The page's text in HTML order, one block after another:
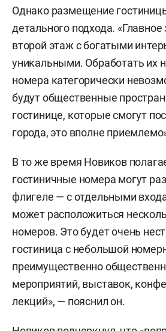
Однако размещение
детального подхода. «Главное
второй этаж с богатыми
уникальными. Обработать их
номера категорически
будут общественные
гостинице, которые смогут
города, это вполне
В то же время Новиков
гостиничные номера могут
флигеле — с отдельными
может расположиться
номеров. Это будет очень
гостиница с небольшой
преимущественно
мероприятий, выставок,
лекций», — пояснил он.